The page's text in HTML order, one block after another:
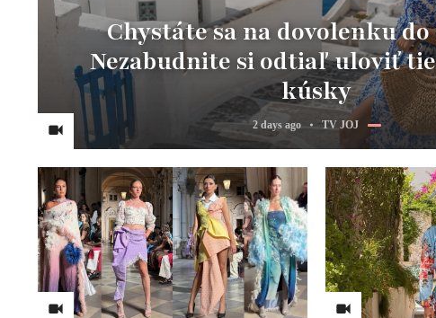
Chystáte sa na dovolenku do
Nezabudnite si odtiaľ uloviť
kúsky
2 days ago TV JOJ